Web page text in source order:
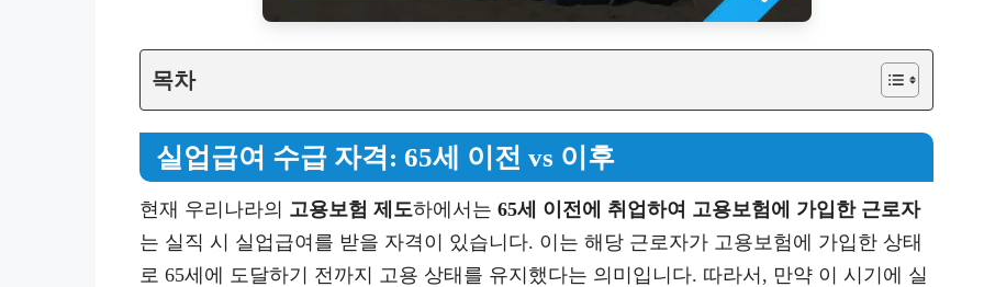
목차
실업급여 수급 자격: 65세 이전 vs 이후
현재 우리나라의 고용보험 제도하에서는 65세 이전에 취업하여 고용보험에 가입한 근로자
는 실직 시 실업급여를 받을 자격이 있습니다. 이는 해당 근로자가 고용보험에 가입한 상태
로 65세에 도달하기 전까지 고용 상태를 유지했다는 의미입니다. 따라서, 만약 이 시기에 실